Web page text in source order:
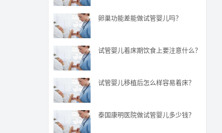
卵巢功能差能做试管婴儿吗？
试管婴儿着床期饮食上要注意什么？
试管婴儿移植后怎么样容易着床？
泰国康明医院做试管婴儿多少钱？